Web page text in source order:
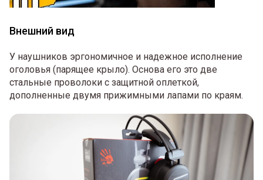
Внешний вид
У наушников эргономичное и надежное исполнение
оголовья (парящее крыло). Основа его это две
стальные проволоки с защитной оплеткой,
дополненные двумя прижимными лапами по краям.